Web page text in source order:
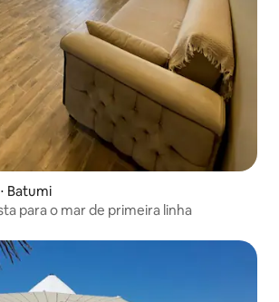
Batumi
para o mar de primeira linha